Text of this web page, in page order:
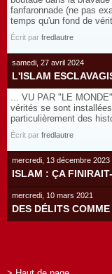
fanfaronnade (ne pas
temps qu'un fond de
Écrit par fredlautre
samedi, 27 avril 2024
L'ISLAM
... VU PAR "LE
vérités se sont
particulièrement des
Écrit par fredlautre
mercredi, 13 décembre 2023
ISLAM : ÇA
mercredi, 10 mars 2021
DES DÉLITS